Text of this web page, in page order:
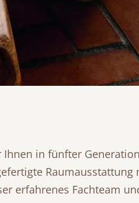
Ihnen in fünfter
Raumausstattung
erfahrenes Fachteam